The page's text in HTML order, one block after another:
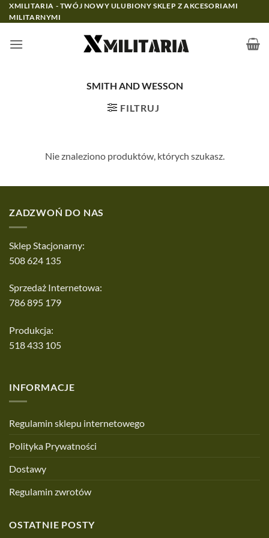
Przewiń
do
XMILITARIA - TWÓJ NOWY ULUBIONY SKLEP Z AKCESORIAMI
MILITARNYMI
SMITH AND WESSON
FILTRUJ
Nie znaleziono produktów, których szukasz.
ZADZWOŃ DO NAS
Sklep Stacjonarny:
508 624 135
Sprzedaż Internetowa:
786 895 179
Produkcja:
518 433 105
INFORMACJE
Regulamin sklepu internetowego
Polityka Prywatności
Dostawy
Regulamin zwrotów
OSTATNIE POSTY